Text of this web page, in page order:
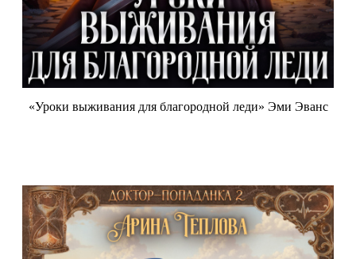
«Уроки выживания для благородной леди» Эми Эванс